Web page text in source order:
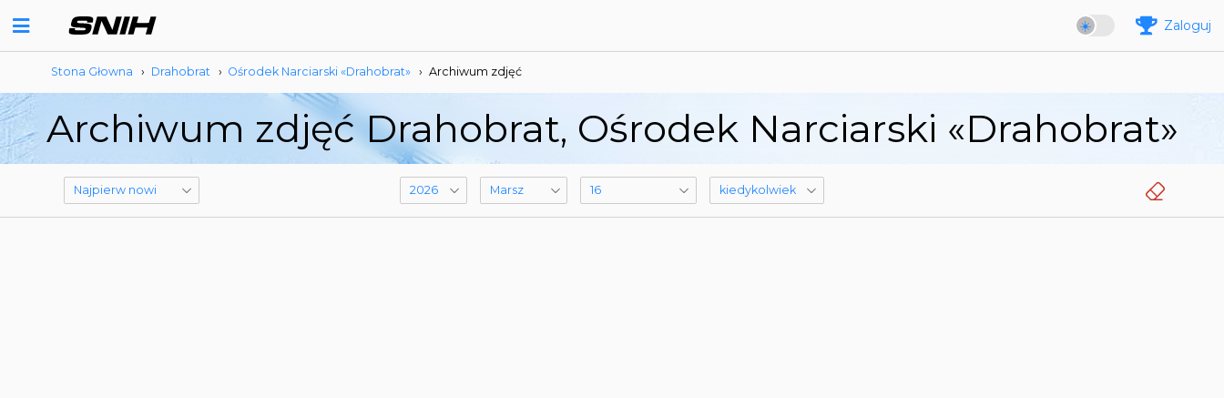
Zaloguj
Stona Głowna › Drahobrat › Ośrodek Narciarski «Drahobrat» › Archiwum zdjęć
Archiwum zdjęć Drahobrat, Ośrodek Narciarski «Drahobrat»